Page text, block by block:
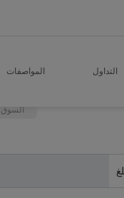
التداول المواصفات
السوق